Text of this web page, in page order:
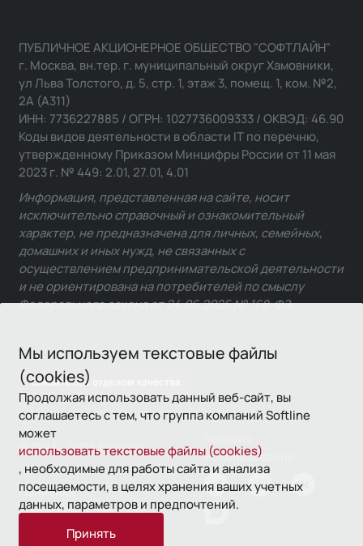
Мы используем текстовые файлы
(cookies)
Продолжая использовать данный веб-сайт, вы
соглашаетесь с тем, что группа компаний Softline
может
использовать текстовые файлы (cookies)
, необходимые для работы сайта и анализа
посещаемости, в целях хранения ваших учетных
данных, параметров и предпочтений.
Принять
Связаться с отделом качества
ПУБЛИЧНОЕ АКЦИОНЕРНОЕ ОБЩЕСТВО "СОФТЛАЙН"
г. Москва, вн.тер. г. муниципальный округ Хамовники,
ул Льва Толстого, д. 5, стр. 1, этаж 3, помещ. 1, ком. №2,
2А (А311)
ИНН: 7736227885 / ОГРН: 1027736009333 / ОКВЭД: 46.90
Коды видов деятельности в области IT по перечню,
утвержденному Приказом Минцифры России от 11 мая
2023 г. № 449: 2.01, 27.01, 4.01
Информация, представленная на сайте, носит
исключительно справочный и ознакомительный
характер, не предназначена для личных, семейных,
домашних и иных нужд, не связанных с
осуществлением предпринимательской деятельности
и не ориентирована на потребителей по смыслу
Федерального закона от 24.06.2025 № 168-ФЗ.
© 1993—2026 Softline
использования
Политика
конфиденциальности